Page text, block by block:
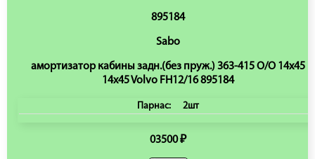
895184
Sabo
амортизатор кабины задн.(без пруж.) 363-415 O/O 14x45
14x45 Volvo FH12/16 895184
Парнас: 2шт
03500 ₽